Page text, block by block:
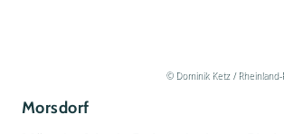
© Dominik Ketz / Rheinland-
Morsdorf